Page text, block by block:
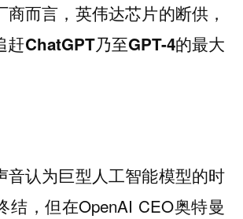
商而言，英伟达芯片的断供，
赶ChatGPT乃至GPT-4的最大
音认为巨型人工智能模型的时
结，但在OpenAI CEO奥特曼